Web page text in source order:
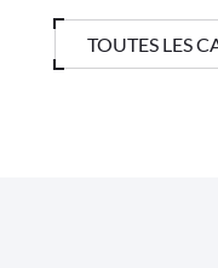
TOUTES LES